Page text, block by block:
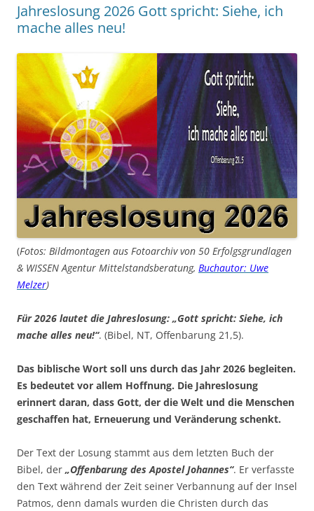
Jahreslosung 2026 Gott spricht: Siehe, ich
mache alles neu!
(Fotos: Bildmontagen aus Fotoarchiv von 50 Erfolgsgrundlagen
& WISSEN Agentur Mittelstandsberatung, Buchautor: Uwe
Melzer)
Für 2026 lautet die Jahreslosung: „Gott spricht: Siehe, ich
mache alles neu!“. (Bibel, NT, Offenbarung 21,5).
Das biblische Wort soll uns durch das Jahr 2026 begleiten.
Es bedeutet vor allem Hoffnung. Die Jahreslosung
erinnert daran, dass Gott, der die Welt und die Menschen
geschaffen hat, Erneuerung und Veränderung schenkt.
Der Text der Losung stammt aus dem letzten Buch der
Bibel, der „Offenbarung des Apostel Johannes“. Er verfasste
den Text während der Zeit seiner Verbannung auf der Insel
Patmos, denn damals wurden die Christen durch das